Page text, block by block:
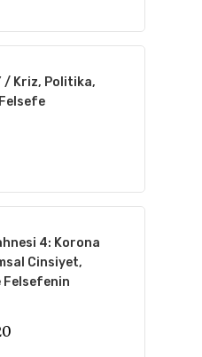
/ Kriz, Politika,
4: Korona
Cinsiyet,
Felsefenin